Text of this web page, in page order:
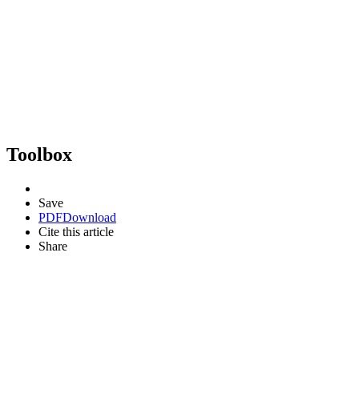
Toolbox
Save
PDFDownload
Cite this article
Share